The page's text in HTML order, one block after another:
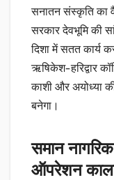
सनातन संस्कृति का
सरकार देवभूमि की
दिशा में सतत कार्य
ऋषिकेश-हरिद्वार
काशी और अयोध्या
बनेगा।
समान
ऑपरेशन